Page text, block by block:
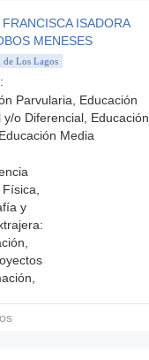
ISADORA
MENESES
de Los Lagos
Parvularia, Educación
y/o Diferencial, Educación
Media
y